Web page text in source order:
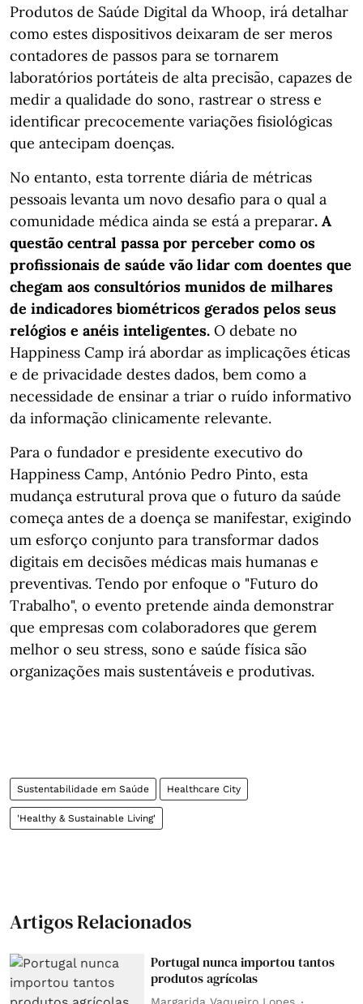
Produtos de Saúde Digital da Whoop, irá detalhar
como estes dispositivos deixaram de ser meros
contadores de passos para se tornarem
laboratórios portáteis de alta precisão, capazes de
medir a qualidade do sono, rastrear o stress e
identificar precocemente variações fisiológicas
que antecipam doenças.
No entanto, esta torrente diária de métricas
pessoais levanta um novo desafio para o qual a
comunidade médica ainda se está a preparar. A
questão central passa por perceber como os
profissionais de saúde vão lidar com doentes que
chegam aos consultórios munidos de milhares
de indicadores biométricos gerados pelos seus
relógios e anéis inteligentes. O debate no
Happiness Camp irá abordar as implicações éticas
e de privacidade destes dados, bem como a
necessidade de ensinar a triar o ruído informativo
da informação clinicamente relevante.
Para o fundador e presidente executivo do
Happiness Camp, António Pedro Pinto, esta
mudança estrutural prova que o futuro da saúde
começa antes de a doença se manifestar, exigindo
um esforço conjunto para transformar dados
digitais em decisões médicas mais humanas e
preventivas. Tendo por enfoque o "Futuro do
Trabalho", o evento pretende ainda demonstrar
que empresas com colaboradores que gerem
melhor o seu stress, sono e saúde física são
organizações mais sustentáveis e produtivas.
Sustentabilidade em Saúde Healthcare City
'Healthy & Sustainable Living'
Artigos Relacionados
Portugal nunca importou tantos
produtos agrícolas